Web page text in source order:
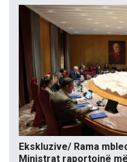
Ekskluzive/ Rama
Ministrat raportojnë